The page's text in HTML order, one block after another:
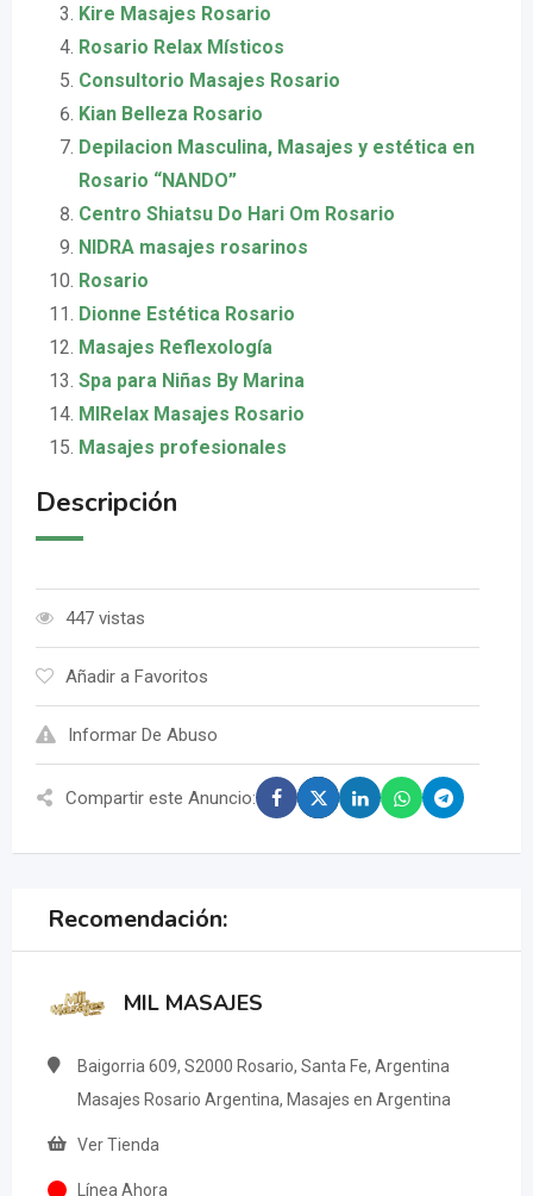
Kire Masajes Rosario
Rosario Relax Místicos
Consultorio Masajes Rosario
Kian Belleza Rosario
Depilacion Masculina, Masajes y estética en
Rosario “NANDO”
Centro Shiatsu Do Hari Om Rosario
NIDRA masajes rosarinos
Rosario
Dionne Estética Rosario
Masajes Reflexología
Spa para Niñas By Marina
MIRelax Masajes Rosario
Masajes profesionales
Descripción
447 vistas
Añadir a Favoritos
Informar De Abuso
Compartir este Anuncio:
Recomendación:
MIL MASAJES
Baigorria 609, S2000 Rosario, Santa Fe, Argentina
Masajes Rosario Argentina, Masajes en Argentina
Ver Tienda
Línea Ahora